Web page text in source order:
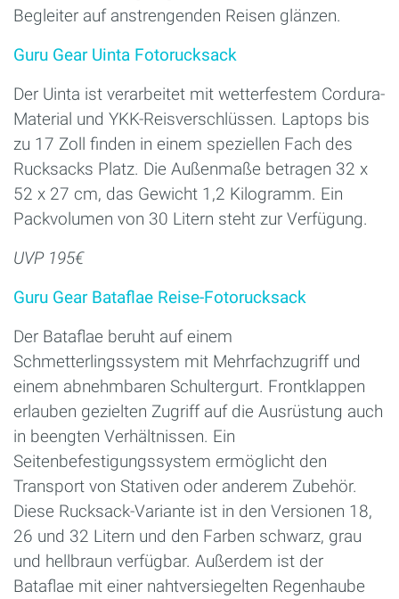
Begleiter auf anstrengenden Reisen glänzen.
Guru Gear Uinta Fotorucksack
Der Uinta ist verarbeitet mit wetterfestem Cordura-
Material und YKK-Reisverschlüssen. Laptops bis
zu 17 Zoll finden in einem speziellen Fach des
Rucksacks Platz. Die Außenmaße betragen 32 x
52 x 27 cm, das Gewicht 1,2 Kilogramm. Ein
Packvolumen von 30 Litern steht zur Verfügung.
UVP 195€
Guru Gear Bataflae Reise-Fotorucksack
Der Bataflae beruht auf einem
Schmetterlingssystem mit Mehrfachzugriff und
einem abnehmbaren Schultergurt. Frontklappen
erlauben gezielten Zugriff auf die Ausrüstung auch
in beengten Verhältnissen. Ein
Seitenbefestigungssystem ermöglicht den
Transport von Stativen oder anderem Zubehör.
Diese Rucksack-Variante ist in den Versionen 18,
26 und 32 Litern und den Farben schwarz, grau
und hellbraun verfügbar. Außerdem ist der
Bataflae mit einer nahtversiegelten Regenhaube